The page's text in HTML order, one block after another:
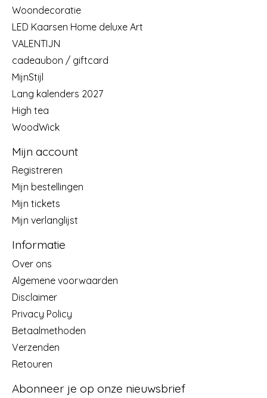
Woondecoratie
LED Kaarsen Home deluxe Art
VALENTIJN
cadeaubon / giftcard
MijnStijl
Lang kalenders 2027
High tea
WoodWick
Mijn account
Registreren
Mijn bestellingen
Mijn tickets
Mijn verlanglijst
Informatie
Over ons
Algemene voorwaarden
Disclaimer
Privacy Policy
Betaalmethoden
Verzenden
Retouren
Abonneer je op onze nieuwsbrief